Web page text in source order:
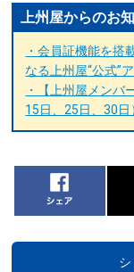
上州屋からのお
・会員証機能を搭
なる上州屋“公式”
・【上州屋メンバ
15日、25日、30日